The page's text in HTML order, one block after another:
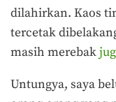
dilahirkan. Kaos
tercetak
masih merebak
Untungya, saya